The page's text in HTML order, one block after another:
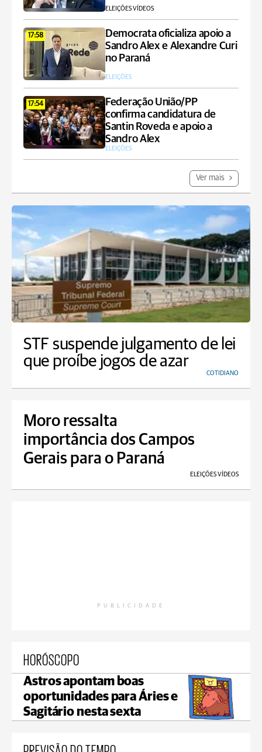
ELEIÇÕES VÍDEOS
17:58
Democrata oficializa apoio a
Sandro Alex e Alexandre Curi
no Paraná
ELEIÇÕES
17:54
Federação União/PP
confirma candidatura de
Santin Roveda e apoio a
Sandro Alex
ELEIÇÕES
Ver mais
STF suspende julgamento de lei
que proíbe jogos de azar
COTIDIANO
Moro ressalta
importância dos Campos
Gerais para o Paraná
ELEIÇÕES VÍDEOS
PUBLICIDADE
HORÓSCOPO
Astros apontam boas
oportunidades para Áries e
Sagitário nesta sexta